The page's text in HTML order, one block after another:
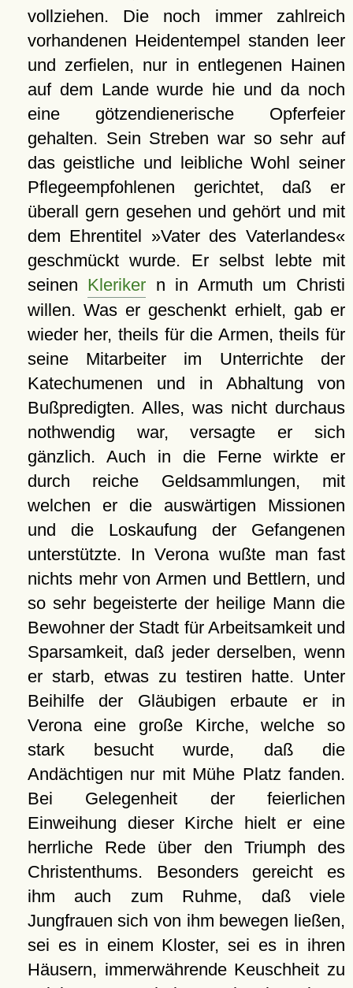
vollziehen. Die noch immer zahlreich
vorhandenen Heidentempel standen leer
und zerfielen, nur in entlegenen Hainen
auf dem Lande wurde hie und da noch
eine götzendienerische Opferfeier
gehalten. Sein Streben war so sehr auf
das geistliche und leibliche Wohl seiner
Pflegeempfohlenen gerichtet, daß er
überall gern gesehen und gehört und mit
dem Ehrentitel »Vater des Vaterlandes«
geschmückt wurde. Er selbst lebte mit
seinen Kleriker n in Armuth um Christi
willen. Was er geschenkt erhielt, gab er
wieder her, theils für die Armen, theils für
seine Mitarbeiter im Unterrichte der
Katechumenen und in Abhaltung von
Bußpredigten. Alles, was nicht durchaus
nothwendig war, versagte er sich
gänzlich. Auch in die Ferne wirkte er
durch reiche Geldsammlungen, mit
welchen er die auswärtigen Missionen
und die Loskaufung der Gefangenen
unterstützte. In Verona wußte man fast
nichts mehr von Armen und Bettlern, und
so sehr begeisterte der heilige Mann die
Bewohner der Stadt für Arbeitsamkeit und
Sparsamkeit, daß jeder derselben, wenn
er starb, etwas zu testiren hatte. Unter
Beihilfe der Gläubigen erbaute er in
Verona eine große Kirche, welche so
stark besucht wurde, daß die
Andächtigen nur mit Mühe Platz fanden.
Bei Gelegenheit der feierlichen
Einweihung dieser Kirche hielt er eine
herrliche Rede über den Triumph des
Christenthums. Besonders gereicht es
ihm auch zum Ruhme, daß viele
Jungfrauen sich von ihm bewegen ließen,
sei es in einem Kloster, sei es in ihren
Häusern, immerwährende Keuschheit zu